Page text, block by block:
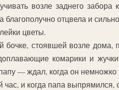
возле заднего
благополучно отцвела и
цветы.
бочке, стоявшей возле
комарики и
— ждал, когда он немножко
и когда папа выпрямился,